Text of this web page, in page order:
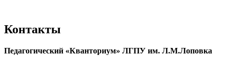
Контакты
Педагогический «Кванториум» ЛГПУ им. Л.М.Лоповка